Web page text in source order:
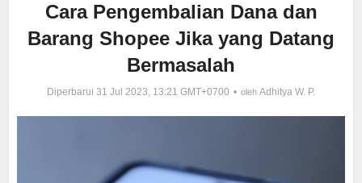
Cara Pengembalian Dana dan
Barang Shopee Jika yang Datang
Bermasalah
Diperbarui 31 Jul 2023, 13:21 GMT+0700 oleh Adhitya W. P.